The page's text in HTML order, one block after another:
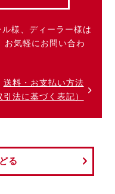
様、ディーラー様は
お気軽にお問い合わ
送料・お支払い方法
引法に基づく表記）
る